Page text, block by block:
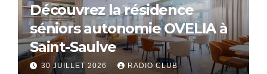
Découvrez la résidence
séniors autonomie OVELIA à
Saint-Saulve
30 JUILLET 2026 RADIO CLUB